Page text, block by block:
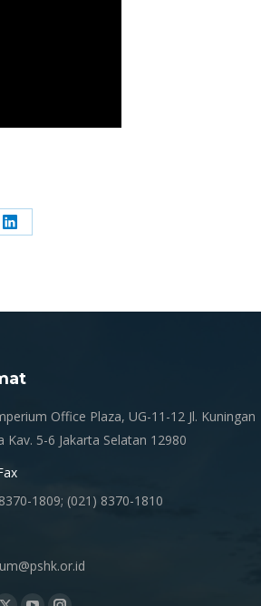
Share
Office Plaza, UG-11-12 Jl. Kuningan
Kav. 5-6 Jakarta Selatan 12980
1809; (021) 8370-1810